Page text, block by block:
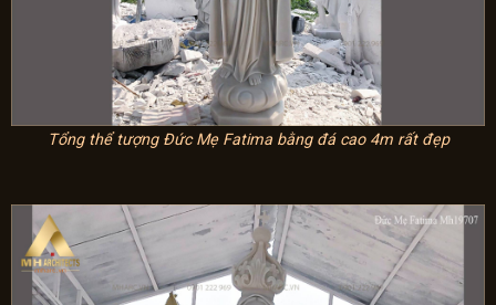
Tổng thể tượng Đức Mẹ Fatima bằng đá cao 4m rất đẹp